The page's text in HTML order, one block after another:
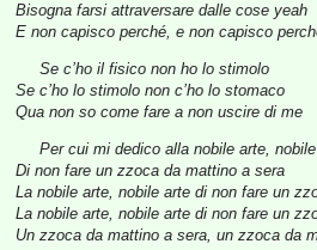
Bisogna farsi attraversare dalle cose yeah
E non capisco perché, e non capisco
Se c’ho il fisico non ho lo stimolo
Se c’ho lo stimolo non c’ho lo stomaco
Qua non so come fare a non uscire di me
Per cui mi dedico alla nobile arte,
Di non fare un zzoca da mattino a sera
La nobile arte, nobile arte di non fare un
La nobile arte, nobile arte di non fare un
Un zzoca da mattino a sera, un zzoca da